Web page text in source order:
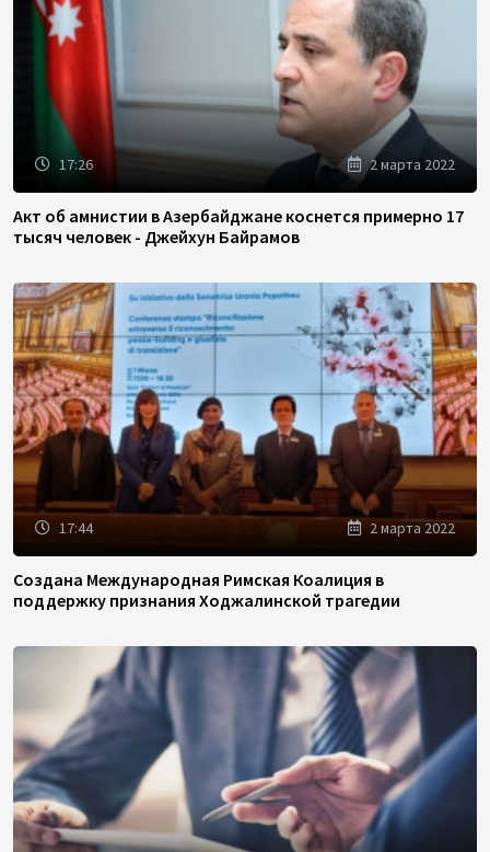
17:26 2 марта 2022
Акт об амнистии в Азербайджане коснется примерно 17
тысяч человек - Джейхун Байрамов
17:44 2 марта 2022
Создана Международная Римская Коалиция в
поддержку признания Ходжалинской трагедии